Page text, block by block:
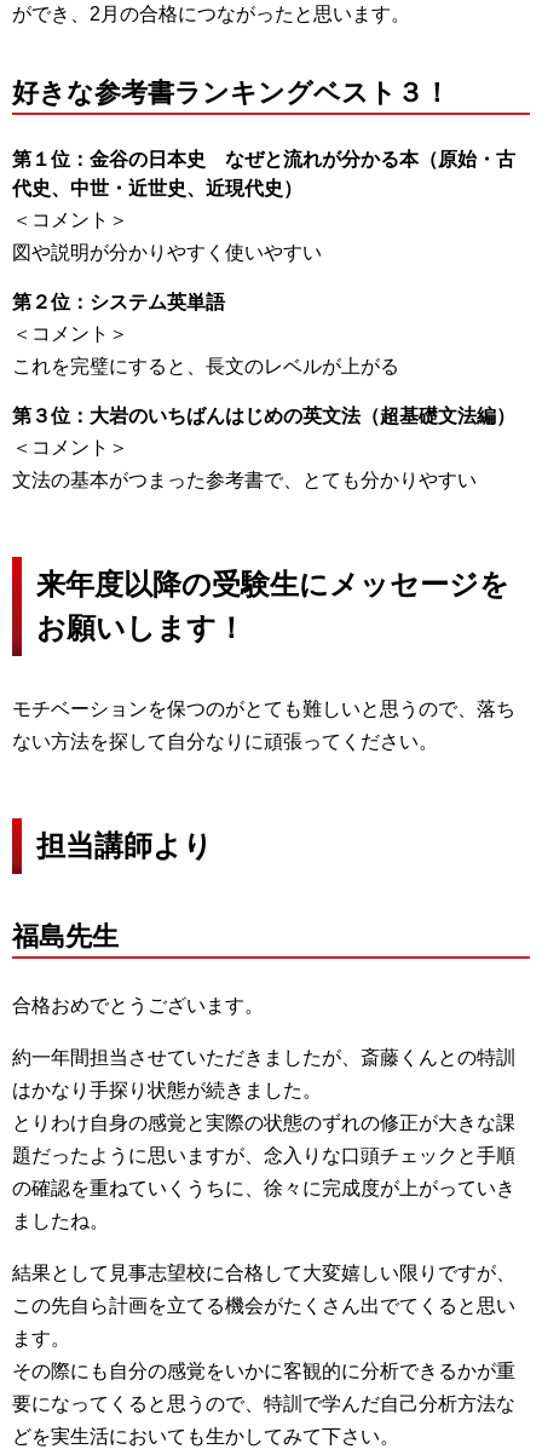
ができ、2月の合格につながったと思います。
好きな参考書ランキングベスト３！
第１位：金谷の日本史 なぜと流れが分かる本（原始・古
代史、中世・近世史、近現代史）
＜コメント＞
図や説明が分かりやすく使いやすい
第２位：システム英単語
＜コメント＞
これを完璧にすると、長文のレベルが上がる
第３位：大岩のいちばんはじめの英文法（超基礎文法編）
＜コメント＞
文法の基本がつまった参考書で、とても分かりやすい
来年度以降の受験生にメッセージを
お願いします！
モチベーションを保つのがとても難しいと思うので、落ち
ない方法を探して自分なりに頑張ってください。
担当講師より
福島先生
合格おめでとうございます。
約一年間担当させていただきましたが、斎藤くんとの特訓
はかなり手探り状態が続きました。
とりわけ自身の感覚と実際の状態のずれの修正が大きな課
題だったように思いますが、念入りな口頭チェックと手順
の確認を重ねていくうちに、徐々に完成度が上がっていき
ましたね。
結果として見事志望校に合格して大変嬉しい限りですが、
この先自ら計画を立てる機会がたくさん出でてくると思い
ます。
その際にも自分の感覚をいかに客観的に分析できるかが重
要になってくると思うので、特訓で学んだ自己分析方法な
どを実生活においても生かしてみて下さい。